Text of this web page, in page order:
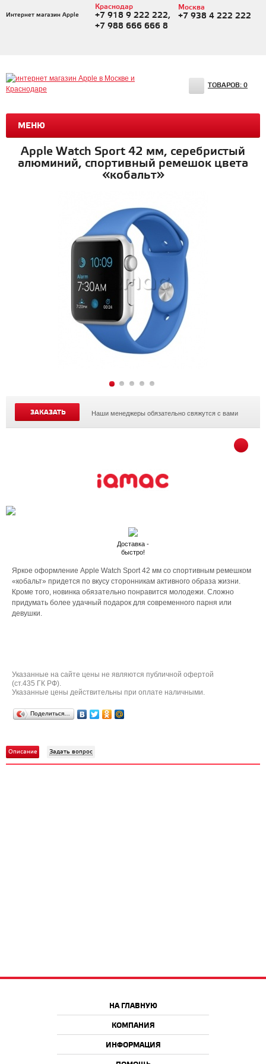
Интернет магазин Apple
Краснодар
+7 918 9 222 222,
+7 988 666 666 8
Москва
+7 938 4 222 222
МЕНЮ
ТОВАРОВ: 0
Apple Watch Sport 42 мм, серебристый
алюминий, спортивный ремешок цвета
«кобальт»
ЗАКАЗАТЬ Наши менеджеры обязательно свяжутся с вами
Доставка -
быстро!
Яркое оформление Apple Watch Sport 42 мм со спортивным ремешком
«кобальт» придется по вкусу сторонникам активного образа жизни.
Кроме того, новинка обязательно понравится молодежи. Сложно
придумать более удачный подарок для современного парня или
девушки.
Указанные на сайте цены не являются публичной офертой
(ст.435 ГК РФ).
Указанные цены действительны при оплате наличными.
Поделиться…
Описание Задать вопрос
НА ГЛАВНУЮ
КОМПАНИЯ
ИНФОРМАЦИЯ